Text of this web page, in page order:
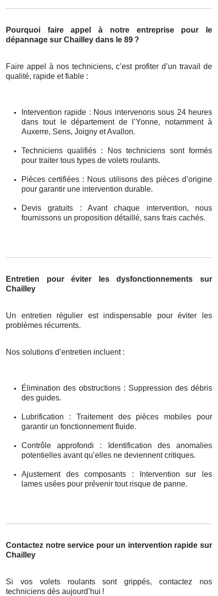
Pourquoi faire appel à notre entreprise pour le
dépannage sur Chailley dans le 89 ?
Faire appel à nos techniciens, c’est profiter d’un travail de
qualité, rapide et fiable :
Intervention rapide : Nous intervenons sous 24 heures
dans tout le département de l’Yonne, notamment à
Auxerre, Sens, Joigny et Avallon.
Techniciens qualifiés : Nos techniciens sont formés
pour traiter tous types de volets roulants.
Pièces certifiées : Nous utilisons des pièces d’origine
pour garantir une intervention durable.
Devis gratuits : Avant chaque intervention, nous
fournissons un proposition détaillé, sans frais cachés.
Entretien pour éviter les dysfonctionnements sur
Chailley
Un entretien régulier est indispensable pour éviter les
problèmes récurrents.
Nos solutions d’entretien incluent :
Élimination des obstructions : Suppression des débris
des guides.
Lubrification : Traitement des pièces mobiles pour
garantir un fonctionnement fluide.
Contrôle approfondi : Identification des anomalies
potentielles avant qu’elles ne deviennent critiques.
Ajustement des composants : Intervention sur les
lames usées pour prévenir tout risque de panne.
Contactez notre service pour un intervention rapide sur
Chailley
Si vos volets roulants sont grippés, contactez nos
techniciens dès aujourd’hui !